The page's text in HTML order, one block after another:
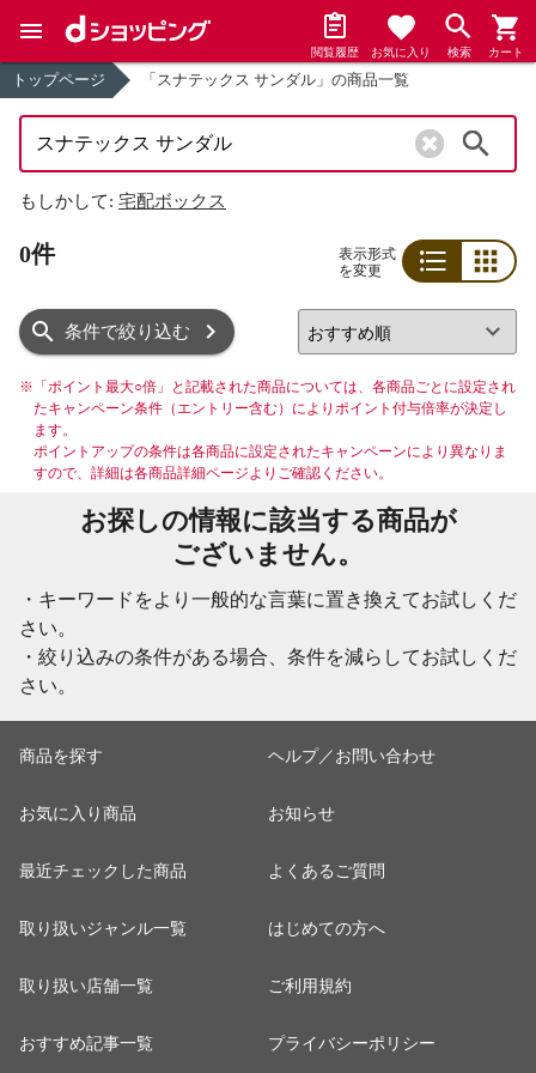
閲覧履歴 お気に入り 検索 カート
トップページ 「スナテックス サンダル」の商品一覧
もしかして: 宅配ボックス
0件
表示形式
を変更
条件で絞り込む
※ 「ポイント最大○倍」と記載された商品については、各商品ごとに設定され
たキャンペーン条件（エントリー含む）によりポイント付与倍率が決定し
ます。
ポイントアップの条件は各商品に設定されたキャンペーンにより異なりま
すので、詳細は各商品詳細ページよりご確認ください。
お探しの情報に該当する商品が
ございません。
・キーワードをより一般的な言葉に置き換えてお試しくだ
さい。
・絞り込みの条件がある場合、条件を減らしてお試しくだ
さい。
商品を探す
お気に入り商品
最近チェックした商品
取り扱いジャンル一覧
取り扱い店舗一覧
おすすめ記事一覧
ヘルプ／お問い合わせ
お知らせ
よくあるご質問
はじめての方へ
ご利用規約
プライバシーポリシー